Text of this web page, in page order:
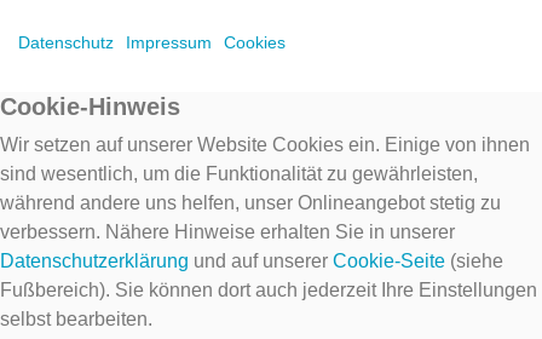
Datenschutz Impressum Cookies
Cookie-Hinweis
Wir setzen auf unserer Website Cookies ein. Einige von ihnen
sind wesentlich, um die Funktionalität zu gewährleisten,
während andere uns helfen, unser Onlineangebot stetig zu
verbessern. Nähere Hinweise erhalten Sie in unserer
Datenschutzerklärung und auf unserer Cookie-Seite (siehe
Fußbereich). Sie können dort auch jederzeit Ihre Einstellungen
selbst bearbeiten.